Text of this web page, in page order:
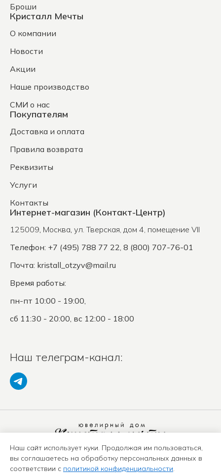
Броши
Кристалл Мечты
О компании
Новости
Акции
Наше производство
СМИ о нас
Покупателям
Доставка и оплата
Правила возврата
Реквизиты
Услуги
Контакты
Интернет-магазин (Контакт-Центр)
125009, Москва, ул. Тверская, дом 4, помещение VII
Телефон: +7 (495) 788 77 22, 8 (800) 707-76-01
Почта: kristall_otzyv@mail.ru
Время работы:
пн-пт 10:00 - 19:00,
сб 11:30 - 20:00, вс 12:00 - 18:00
Наш телеграм-канал:
Политика конфиденциальности
Положение о защите ПД
Оферта
Наш сайт использует куки. Продолжая им пользоваться,
вы соглашаетесь на обработку персональных данных в
соответствии с политикой конфиденциальности.